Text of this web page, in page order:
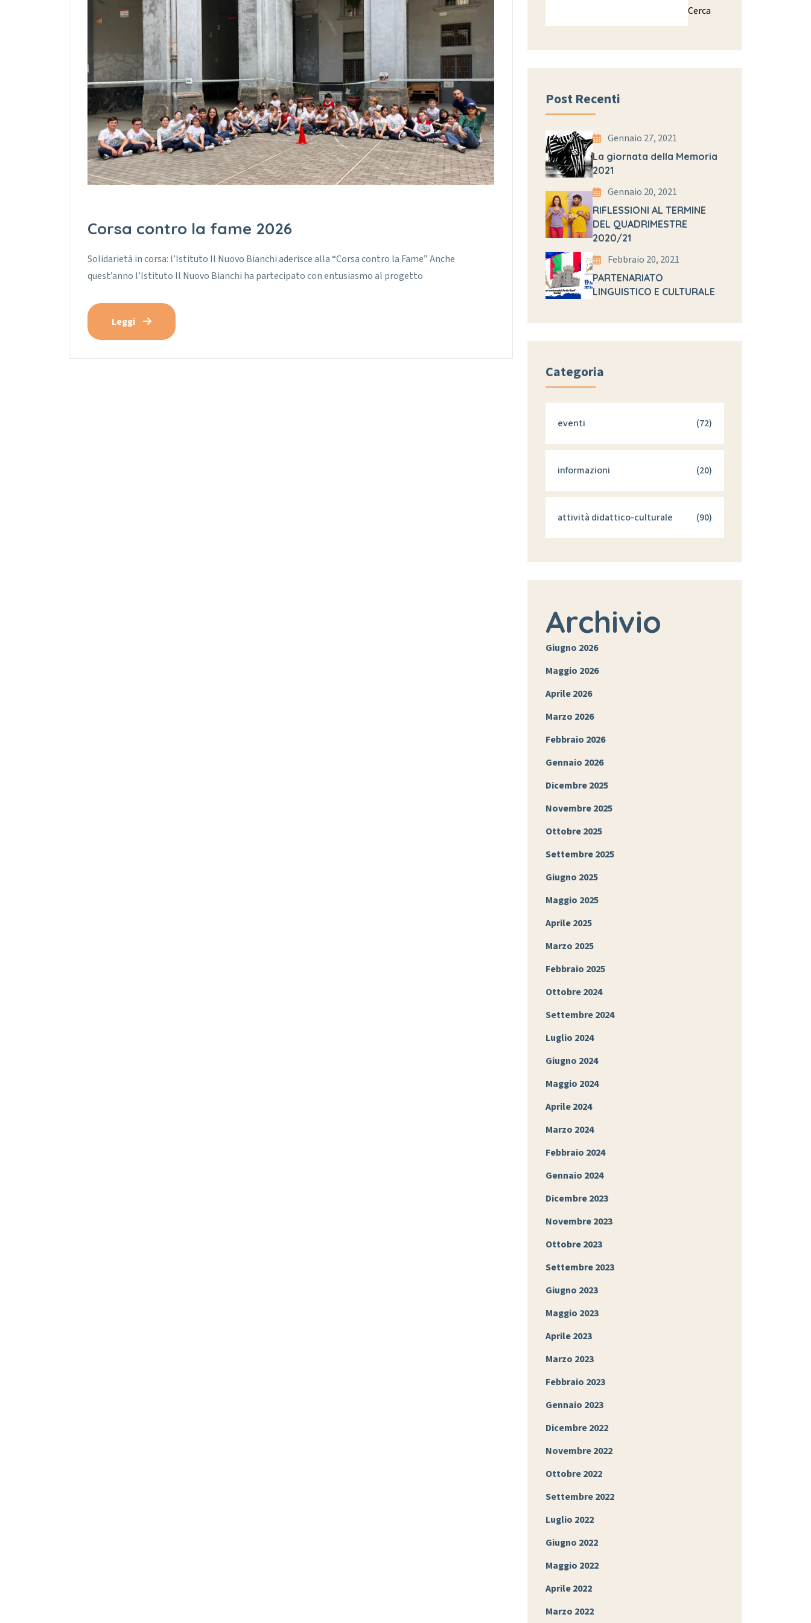
Corsa contro la fame 2026
Solidarietà in corsa: l’Istituto Il Nuovo Bianchi aderisce alla “Corsa contro la Fame” Anche
quest’anno l’Istituto Il Nuovo Bianchi ha partecipato con entusiasmo al progetto
Leggi
Cerca
Post Recenti
Gennaio 27, 2021
La giornata della Memoria
2021
Gennaio 20, 2021
RIFLESSIONI AL TERMINE
DEL QUADRIMESTRE
2020/21
Febbraio 20, 2021
PARTENARIATO
LINGUISTICO E CULTURALE
Categoria
eventi (72)
informazioni (20)
attività didattico-culturale (90)
Archivio
Giugno 2026
Maggio 2026
Aprile 2026
Marzo 2026
Febbraio 2026
Gennaio 2026
Dicembre 2025
Novembre 2025
Ottobre 2025
Settembre 2025
Giugno 2025
Maggio 2025
Aprile 2025
Marzo 2025
Febbraio 2025
Ottobre 2024
Settembre 2024
Luglio 2024
Giugno 2024
Maggio 2024
Aprile 2024
Marzo 2024
Febbraio 2024
Gennaio 2024
Dicembre 2023
Novembre 2023
Ottobre 2023
Settembre 2023
Giugno 2023
Maggio 2023
Aprile 2023
Marzo 2023
Febbraio 2023
Gennaio 2023
Dicembre 2022
Novembre 2022
Ottobre 2022
Settembre 2022
Luglio 2022
Giugno 2022
Maggio 2022
Aprile 2022
Marzo 2022